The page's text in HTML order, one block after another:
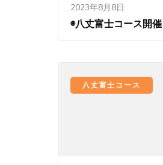
2023年8月8日
◉八丈富士コース開催
八丈富士コース